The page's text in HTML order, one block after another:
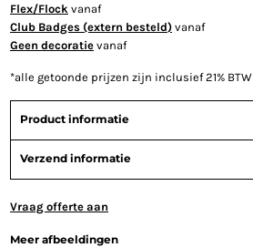
Flex/Flock vanaf
Club Badges (extern besteld) vanaf
Geen decoratie vanaf
*alle getoonde prijzen zijn inclusief 21% BTW
Product informatie
Verzend informatie
Vraag offerte aan
Meer afbeeldingen